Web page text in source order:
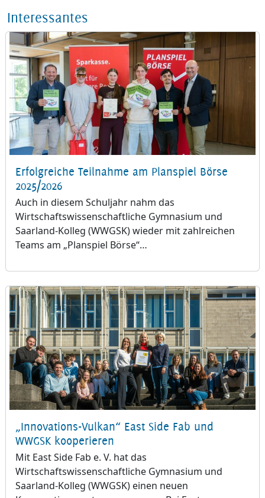
Interessantes
Erfolgreiche Teilnahme am Planspiel Börse
2025/2026
Auch in diesem Schuljahr nahm das
Wirtschaftswissenschaftliche Gymnasium und
Saarland-Kolleg (WWGSK) wieder mit zahlreichen
Teams am „Planspiel Börse“…
„Innovations-Vulkan“ East Side Fab und
WWGSK kooperieren
Mit East Side Fab e. V. hat das
Wirtschaftswissenschaftliche Gymnasium und
Saarland-Kolleg (WWGSK) einen neuen